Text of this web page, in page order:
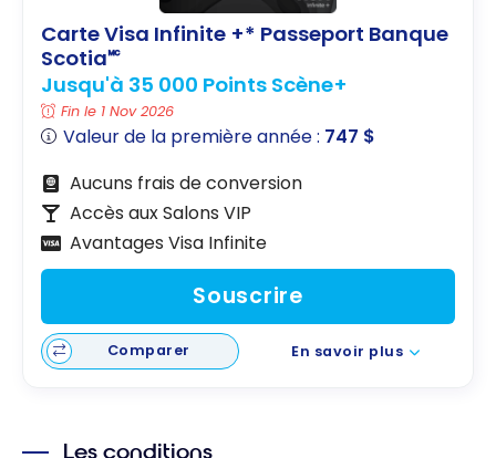
Carte Visa Infinite +* Passeport Banque
Scotia🅪
Jusqu'à 35 000 Points Scène+
Fin le 1 Nov 2026
Valeur de la première année : 747 $
Aucuns frais de conversion
Accès aux Salons VIP
Avantages Visa Infinite
Souscrire
Comparer En savoir plus
Les conditions